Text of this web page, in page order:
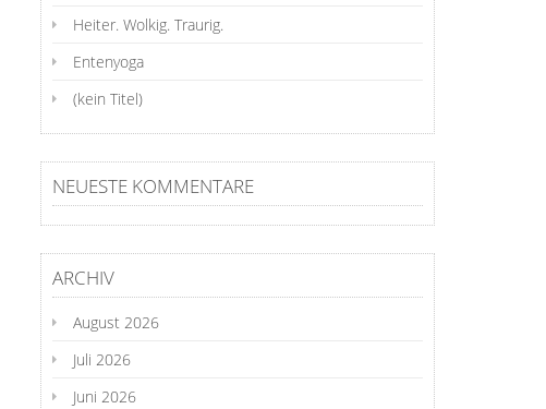
Heiter. Wolkig. Traurig.
Entenyoga
(kein Titel)
NEUESTE KOMMENTARE
ARCHIV
August 2026
Juli 2026
Juni 2026